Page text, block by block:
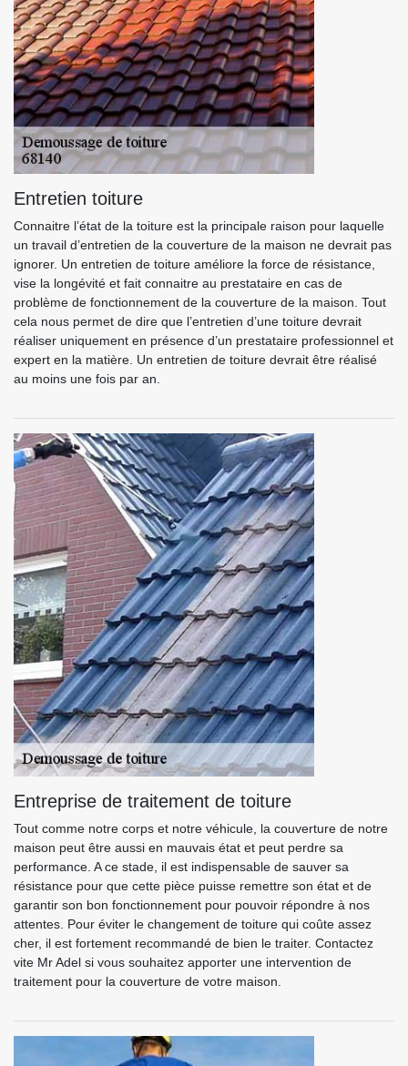
Entretien toiture
Connaitre l’état de la toiture est la principale raison pour laquelle
un travail d’entretien de la couverture de la maison ne devrait pas
ignorer. Un entretien de toiture améliore la force de résistance,
vise la longévité et fait connaitre au prestataire en cas de
problème de fonctionnement de la couverture de la maison. Tout
cela nous permet de dire que l’entretien d’une toiture devrait
réaliser uniquement en présence d’un prestataire professionnel et
expert en la matière. Un entretien de toiture devrait être réalisé
au moins une fois par an.
Entreprise de traitement de toiture
Tout comme notre corps et notre véhicule, la couverture de notre
maison peut être aussi en mauvais état et peut perdre sa
performance. A ce stade, il est indispensable de sauver sa
résistance pour que cette pièce puisse remettre son état et de
garantir son bon fonctionnement pour pouvoir répondre à nos
attentes. Pour éviter le changement de toiture qui coûte assez
cher, il est fortement recommandé de bien le traiter. Contactez
vite Mr Adel si vous souhaitez apporter une intervention de
traitement pour la couverture de votre maison.